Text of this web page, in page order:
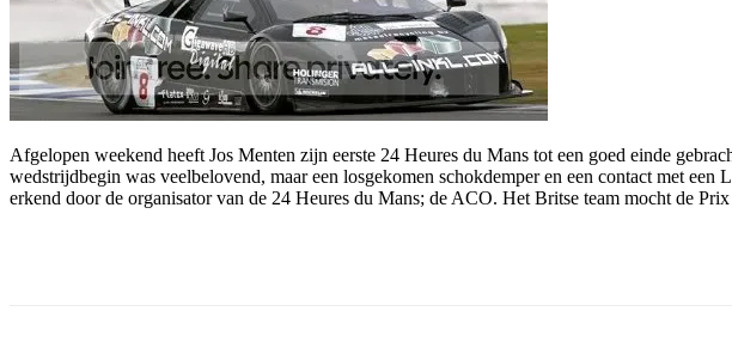
Afgelopen weekend heeft Jos Menten zijn eerste 24 Heures du Mans tot een goed einde
wedstrijdbegin was veelbelovend, maar een losgekomen schokdemper en een contact met
erkend door de organisator van de 24 Heures du Mans; de ACO. Het Britse team mocht de